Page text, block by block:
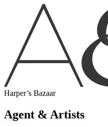
Harper’s Bazaar
Agent & Artists